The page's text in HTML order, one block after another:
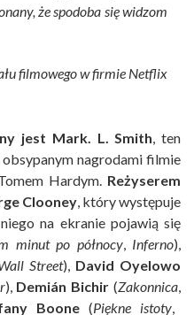
że spodoba się widzom
filmowego w firmie Netflix
jest Mark. L. Smith, ten
nagrodami filmie
Hardym. Reżyserem
Clooney, który występuje
na ekranie pojawią się
minut po północy, Inferno),
Street), David Oyelowo
),Demián Bichir (Zakonnica,
Boone(Piękne istoty,